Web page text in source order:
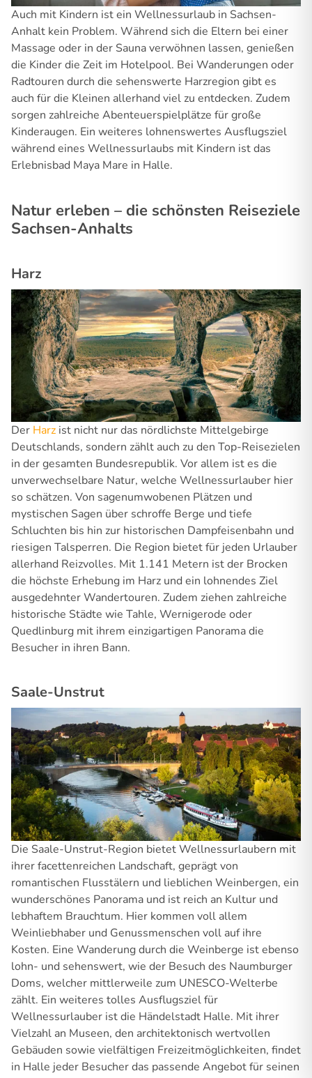
Auch mit Kindern ist ein Wellnessurlaub in Sachsen-
Anhalt kein Problem. Während sich die Eltern bei einer
Massage oder in der Sauna verwöhnen lassen, genießen
die Kinder die Zeit im Hotelpool. Bei Wanderungen oder
Radtouren durch die sehenswerte Harzregion gibt es
auch für die Kleinen allerhand viel zu entdecken. Zudem
sorgen zahlreiche Abenteuerspielplätze für große
Kinderaugen. Ein weiteres lohnenswertes Ausflugsziel
während eines Wellnessurlaubs mit Kindern ist das
Erlebnisbad Maya Mare in Halle.
Natur erleben – die schönsten Reiseziele
Sachsen-Anhalts
Harz
Der Harz ist nicht nur das nördlichste Mittelgebirge
Deutschlands, sondern zählt auch zu den Top-Reisezielen
in der gesamten Bundesrepublik. Vor allem ist es die
unverwechselbare Natur, welche Wellnessurlauber hier
so schätzen. Von sagenumwobenen Plätzen und
mystischen Sagen über schroffe Berge und tiefe
Schluchten bis hin zur historischen Dampfeisenbahn und
riesigen Talsperren. Die Region bietet für jeden Urlauber
allerhand Reizvolles. Mit 1.141 Metern ist der Brocken
die höchste Erhebung im Harz und ein lohnendes Ziel
ausgedehnter Wandertouren. Zudem ziehen zahlreiche
historische Städte wie Tahle, Wernigerode oder
Quedlinburg mit ihrem einzigartigen Panorama die
Besucher in ihren Bann.
Saale-Unstrut
Die Saale-Unstrut-Region bietet Wellnessurlaubern mit
ihrer facettenreichen Landschaft, geprägt von
romantischen Flusstälern und lieblichen Weinbergen, ein
wunderschönes Panorama und ist reich an Kultur und
lebhaftem Brauchtum. Hier kommen voll allem
Weinliebhaber und Genussmenschen voll auf ihre
Kosten. Eine Wanderung durch die Weinberge ist ebenso
lohn- und sehenswert, wie der Besuch des Naumburger
Doms, welcher mittlerweile zum UNESCO-Welterbe
zählt. Ein weiteres tolles Ausflugsziel für
Wellnessurlauber ist die Händelstadt Halle. Mit ihrer
Vielzahl an Museen, den architektonisch wertvollen
Gebäuden sowie vielfältigen Freizeitmöglichkeiten, findet
in Halle jeder Besucher das passende Angebot für seinen